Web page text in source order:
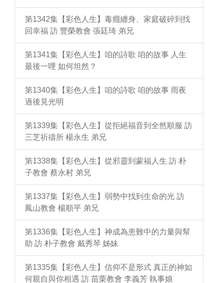
第1342集【彩色人生】毒癮纏身、家庭破碎到找
回幸福 訪 豐榮教會 張廷琦 弟兄
第1341集【彩色人生】咱的詩歌 咱的故事 人生
最後一哩 如何坦然？
第1340集【彩色人生】咱的詩歌 咱的故事 雨夜
過後見光明
第1339集【彩色人生】從拒絕福音到全然順服 訪
三芝祈禱所 楊永生 弟兄
第1338集【彩色人生】從邪靈到蒙福人生 訪 朴
子教會 蔡永村 弟兄
第1337集【彩色人生】弱勢中找到生命的光 訪
鳳山教會 楊順平 弟兄
第1336集【彩色人生】神成為患難中的力量與幫
助 訪 朴子教會 戴秀琴 姊妹
第1335集【彩色人生】信仰不是形式 真正的神如
何親自與你相遇 訪 苗栗教會 李義芳 執事娘